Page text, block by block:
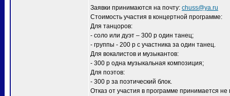
Заявки принимаются на почту: chuss@ya.ru
Стоимость участия в концертной программе:
Для танцоров:
- соло или дуэт – 300 р один танец;
- группы - 200 р с участника за один танец.
Для вокалистов и музыкантов:
- 300 р одна музыкальная композиция;
Для поэтов:
- 300 р за поэтический блок.
Отказ от участия в программе принимается